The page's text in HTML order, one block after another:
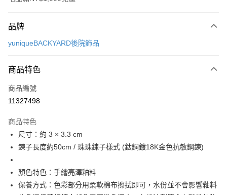
信用卡一次付款
3 期 0 利率 每期
合作金庫商業銀行
上海商業儲蓄銀行
臺灣中小企業銀行
匯豐（台灣）商業銀行
聯邦商業銀行
遠東國際商業銀行
玉山商業銀行
台灣樂天信用卡公司
合作金庫商業銀行
上海商業儲蓄銀行
國泰世華商業銀行
匯豐（台灣）商業銀行
華泰商業銀行
元大商業銀行
玉山商業銀行
星展（台灣）商業銀行
LINE Pay
Apple Pay
悠遊付
Google Pay
全盈+PAY
品牌
yuniqueBACKYARD後院飾品
商品特色
商品編號
11327498
商品特色
尺寸：約 3 × 3.3 cm
鍊子長度約50cm / 珠珠鍊子樣式 (鈦鋼鍍18K金色抗敏鋼鍊)
顏色特色：手繪亮澤釉料
保養方式：色彩部分用柔軟棉布擦拭即可，水份並不會影響釉料